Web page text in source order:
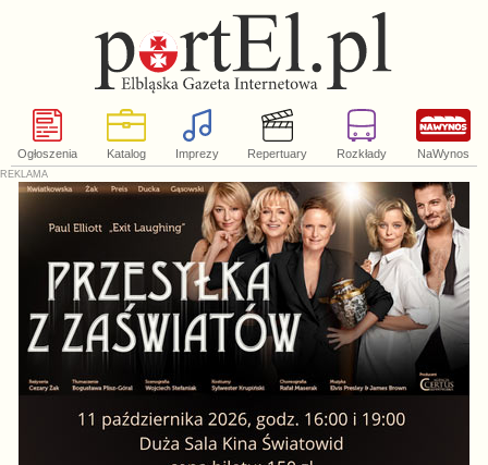
Ogłoszenia Katalog Imprezy Repertuary Rozkłady NaWynos